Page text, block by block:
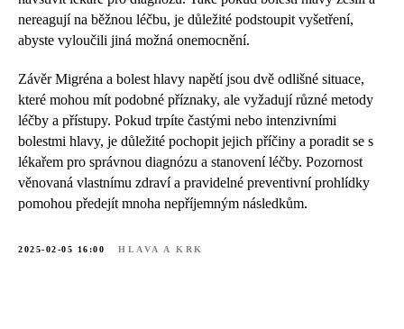
nereagují na běžnou léčbu, je důležité podstoupit vyšetření,
abyste vyloučili jiná možná onemocnění.
Závěr Migréna a bolest hlavy napětí jsou dvě odlišné situace,
které mohou mít podobné příznaky, ale vyžadují různé metody
léčby a přístupy. Pokud trpíte častými nebo intenzivními
bolestmi hlavy, je důležité pochopit jejich příčiny a poradit se s
lékařem pro správnou diagnózu a stanovení léčby. Pozornost
věnovaná vlastnímu zdraví a pravidelné preventivní prohlídky
pomohou předejít mnoha nepříjemným následkům.
2025-02-05 16:00 HLAVA A KRK